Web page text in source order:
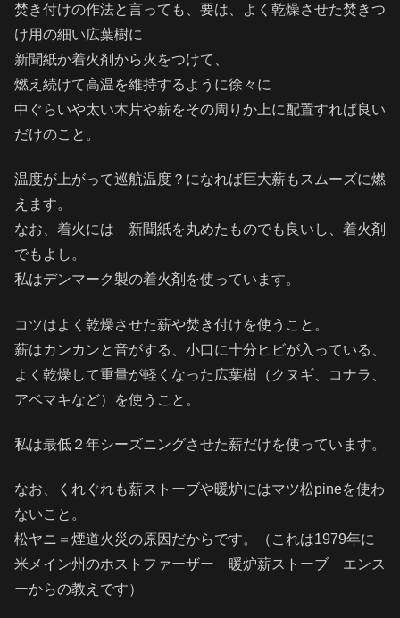
焚き付けの作法と言っても、要は、よく乾燥させた焚きつ
け用の細い広葉樹に
新聞紙か着火剤から火をつけて、
燃え続けて高温を維持するように徐々に
中ぐらいや太い木片や薪をその周りか上に配置すれば良い
だけのこと。
温度が上がって巡航温度？になれば巨大薪もスムーズに燃
えます。
なお、着火には 新聞紙を丸めたものでも良いし、着火剤
でもよし。
私はデンマーク製の着火剤を使っています。
コツはよく乾燥させた薪や焚き付けを使うこと。
薪はカンカンと音がする、小口に十分ヒビが入っている、
よく乾燥して重量が軽くなった広葉樹（クヌギ、コナラ、
アベマキなど）を使うこと。
私は最低２年シーズニングさせた薪だけを使っています。
なお、くれぐれも薪ストーブや暖炉にはマツ松pineを使わ
ないこと。
松ヤニ＝煙道火災の原因だからです。（これは1979年に
米メイン州のホストファーザー 暖炉薪ストーブ エンス
ーからの教えです）